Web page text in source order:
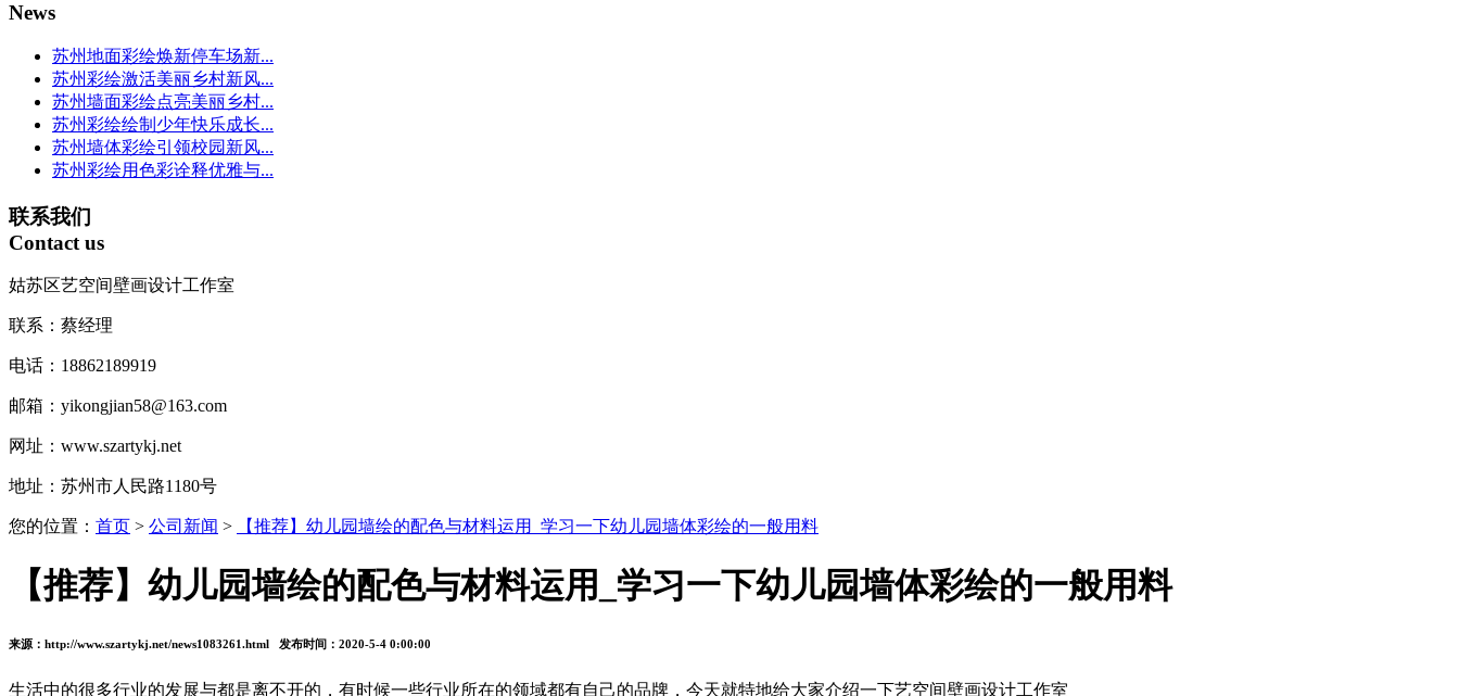
News
苏州地面彩绘焕新停车场新...
苏州彩绘激活美丽乡村新风...
苏州墙面彩绘点亮美丽乡村...
苏州彩绘绘制少年快乐成长...
苏州墙体彩绘引领校园新风...
苏州彩绘用色彩诠释优雅与...
联系我们
Contact us
姑苏区艺空间壁画设计工作室
联系：蔡经理
电话：18862189919
邮箱：yikongjian58@163.com
网址：www.szartykj.net
地址：苏州市人民路1180号
您的位置： 首页 > 公司新闻 > 【推荐】幼儿园墙绘的配色与材料运用_学习一下幼儿园墙体彩绘的一般用料
【推荐】幼儿园墙绘的配色与材料运用_学习一下幼儿园墙体彩绘的一般用料
来源：http://www.szartykj.net/news1083261.html 发布时间：2020-5-4 0:00:00
生活中的很多行业的发展与都是离不开的，有时候一些行业所在的领域都有自己的品牌，今天就特地给大家介绍一下艺空间壁画设计工作室